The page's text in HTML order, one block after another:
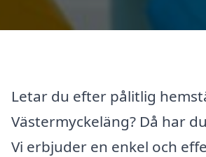
Letar du efter pålitlig
Västermyckeläng? Då har
Vi erbjuder en enkel och